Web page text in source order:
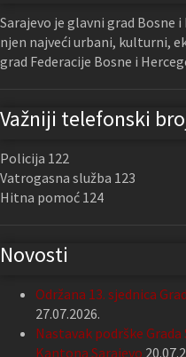
Sarajevo je glavni grad Bosne
njen najveći urbani, kulturni,
grad Federacije Bosne i
Važniji telefonski
Policija 122
Vatrogasna služba 123
Hitna pomoć 124
Novosti
Održana 13. sjednica
27.07.2026.
Nastavak podrške
Kantona Sarajevo